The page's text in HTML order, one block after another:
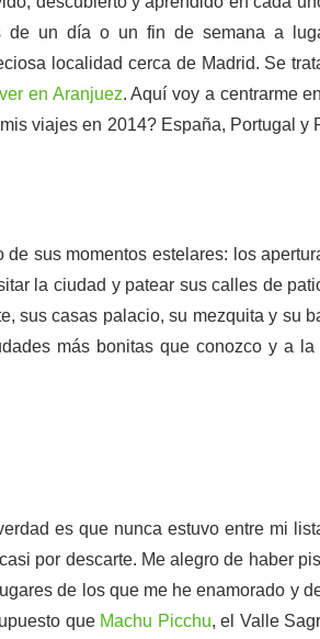
de un día o un fin de semana a
localidad cerca de Madrid. Se
en Aranjuez. Aquí voy a centrarme
viajes en 2014? España, Portugal y
sus momentos estelares: los
la ciudad y patear sus calles de
sus casas palacio, su mezquita y su
más bonitas que conozco y a la
es que nunca estuvo entre mi
por descarte. Me alegro de haber
de los que me he enamorado y
que Machu Picchu, el Valle